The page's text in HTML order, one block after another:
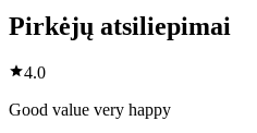
Pirkėjų atsiliepimai
4.0
Good value very happy